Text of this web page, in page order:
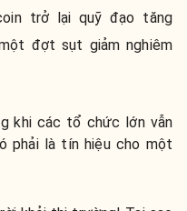
trở lại quỹ đạo tăng
đợt sụt giảm nghiêm
khi các tổ chức lớn vẫn
phải là tín hiệu cho một